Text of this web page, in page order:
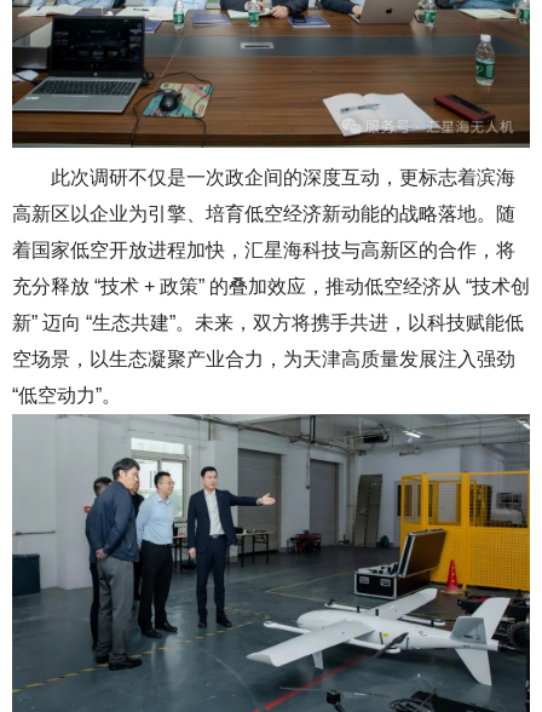
此次调研不仅是一次政企间的深度互动，更标志着滨海
高新区以企业为引擎、培育低空经济新动能的战略落地。随
着国家低空开放进程加快，汇星海科技与高新区的合作，将
充分释放 “技术 + 政策” 的叠加效应，推动低空经济从 “技术创
新” 迈向 “生态共建”。未来，双方将携手共进，以科技赋能低
空场景，以生态凝聚产业合力，为天津高质量发展注入强劲
“低空动力”。